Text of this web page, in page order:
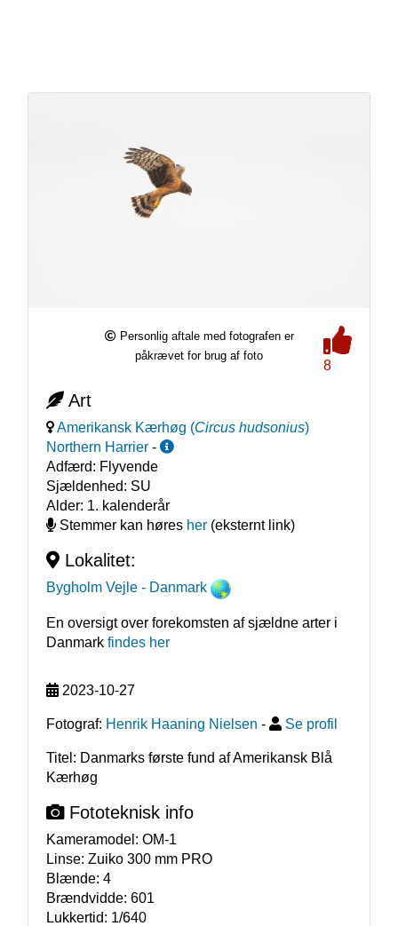
Personlig aftale med fotografen er
påkrævet for brug af foto
8
Art
Amerikansk Kærhøg (Circus hudsonius)
Northern Harrier -
Adfærd: Flyvende
Sjældenhed: SU
Alder: 1. kalenderår
Stemmer kan høres her(eksternt link)
Lokalitet:
Bygholm Vejle - Danmark
En oversigt over forekomsten af sjældne arter i
Danmark findes her
2023-10-27
Fotograf: Henrik Haaning Nielsen - Se profil
Titel: Danmarks første fund af Amerikansk Blå
Kærhøg
Fototeknisk info
Kameramodel: OM-1
Linse: Zuiko 300 mm PRO
Blænde: 4
Brændvidde: 601
Lukkertid: 1/640